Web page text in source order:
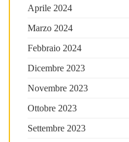
Aprile 2024
Marzo 2024
Febbraio 2024
Dicembre 2023
Novembre 2023
Ottobre 2023
Settembre 2023